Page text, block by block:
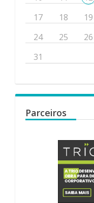
17
18 19
24
25 26
31
Parceiros